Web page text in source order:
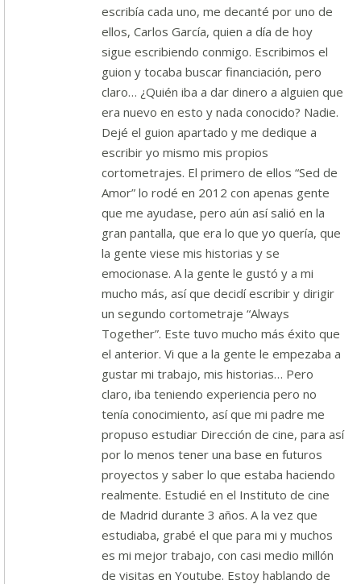
escribía cada uno, me decanté por uno de
ellos, Carlos García, quien a día de hoy
sigue escribiendo conmigo. Escribimos el
guion y tocaba buscar financiación, pero
claro… ¿Quién iba a dar dinero a alguien que
era nuevo en esto y nada conocido? Nadie.
Dejé el guion apartado y me dedique a
escribir yo mismo mis propios
cortometrajes. El primero de ellos “Sed de
Amor” lo rodé en 2012 con apenas gente
que me ayudase, pero aún así salió en la
gran pantalla, que era lo que yo quería, que
la gente viese mis historias y se
emocionase. A la gente le gustó y a mi
mucho más, así que decidí escribir y dirigir
un segundo cortometraje “Always
Together”. Este tuvo mucho más éxito que
el anterior. Vi que a la gente le empezaba a
gustar mi trabajo, mis historias… Pero
claro, iba teniendo experiencia pero no
tenía conocimiento, así que mi padre me
propuso estudiar Dirección de cine, para así
por lo menos tener una base en futuros
proyectos y saber lo que estaba haciendo
realmente. Estudié en el Instituto de cine
de Madrid durante 3 años. A la vez que
estudiaba, grabé el que para mi y muchos
es mi mejor trabajo, con casi medio millón
de visitas en Youtube. Estoy hablando de